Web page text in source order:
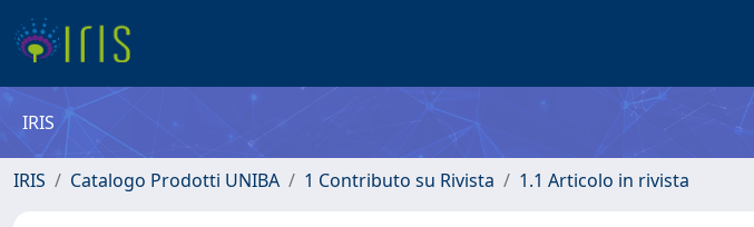
IRIS
IRIS Catalogo Prodotti UNIBA 1 Contributo su Rivista 1.1 Articolo in rivista